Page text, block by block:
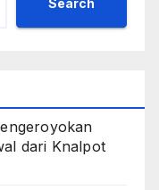
dari Knalpot